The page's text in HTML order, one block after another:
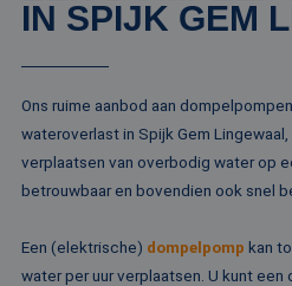
IN SPIJK GEM
Ons ruime aanbod aan
wateroverlast in Spijk Gem
verplaatsen van overbodig water op
betrouwbaar en bovendien ook snel
Een (elektrische) dompelpomp kan
water per uur verplaatsen. U kunt